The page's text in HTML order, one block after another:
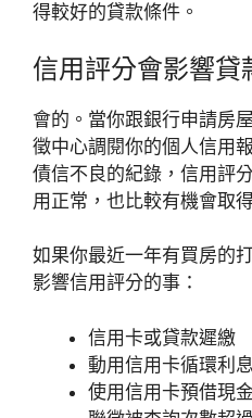
得較好的貸款條件。
信用評分會影響貸
會的。當你跟銀行申請房
徵中心調閱你的個人信用
債信不良的紀錄，信用評
用正常，也比較有機會取
如果你最近一年有買房的
影響信用評分的事：
信用卡或貸款遲繳
動用信用卡循環利息
使用信用卡預借現